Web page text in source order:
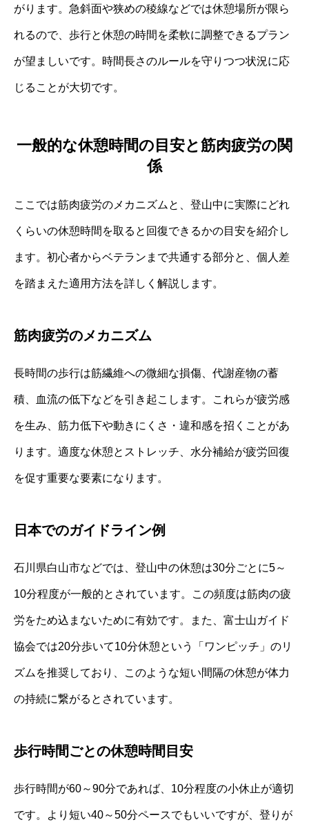
がります。急斜面や狭めの稜線などでは休憩場所が限ら
れるので、歩行と休憩の時間を柔軟に調整できるプラン
が望ましいです。時間長さのルールを守りつつ状況に応
じることが大切です。
一般的な休憩時間の目安と筋肉疲労の関
係
ここでは筋肉疲労のメカニズムと、登山中に実際にどれ
くらいの休憩時間を取ると回復できるかの目安を紹介し
ます。初心者からベテランまで共通する部分と、個人差
を踏まえた適用方法を詳しく解説します。
筋肉疲労のメカニズム
長時間の歩行は筋繊維への微細な損傷、代謝産物の蓄
積、血流の低下などを引き起こします。これらが疲労感
を生み、筋力低下や動きにくさ・違和感を招くことがあ
ります。適度な休憩とストレッチ、水分補給が疲労回復
を促す重要な要素になります。
日本でのガイドライン例
石川県白山市などでは、登山中の休憩は30分ごとに5～
10分程度が一般的とされています。この頻度は筋肉の疲
労をため込まないために有効です。また、富士山ガイド
協会では20分歩いて10分休憩という「ワンピッチ」のリ
ズムを推奨しており、このような短い間隔の休憩が体力
の持続に繋がるとされています。
歩行時間ごとの休憩時間目安
歩行時間が60～90分であれば、10分程度の小休止が適切
です。より短い40～50分ペースでもいいですが、登りが